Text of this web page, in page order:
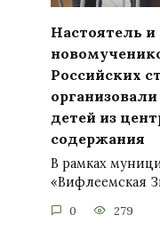
Настоятель
Российских
детей из
содержания
В рамках
«Вифлеемская
0 279